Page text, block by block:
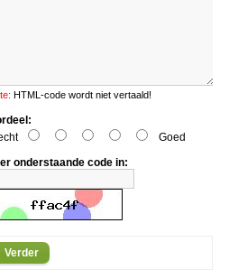
HTML-code wordt niet vertaald!
Goed
onderstaande code in:
Verder